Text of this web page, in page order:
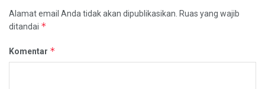
Alamat email Anda tidak akan dipublikasikan. Ruas yang wajib
ditandai *
Komentar *